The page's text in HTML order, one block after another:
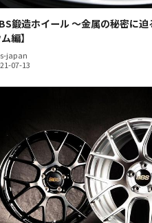
鍛造ホイール 〜金属の秘密に
編】
japan